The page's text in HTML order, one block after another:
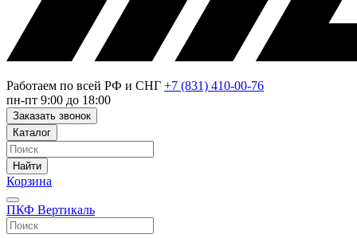
Работаем по всей РФ и СНГ +7 (831) 410-00-76
пн-пт 9:00 до 18:00
Заказать звонок
Каталог
Найти
Корзина
ПКФ Вертикаль